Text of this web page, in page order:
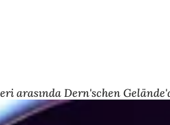
Dern'schen